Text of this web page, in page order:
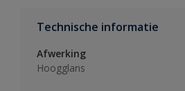
Technische informatie
Afwerking
Hoogglans